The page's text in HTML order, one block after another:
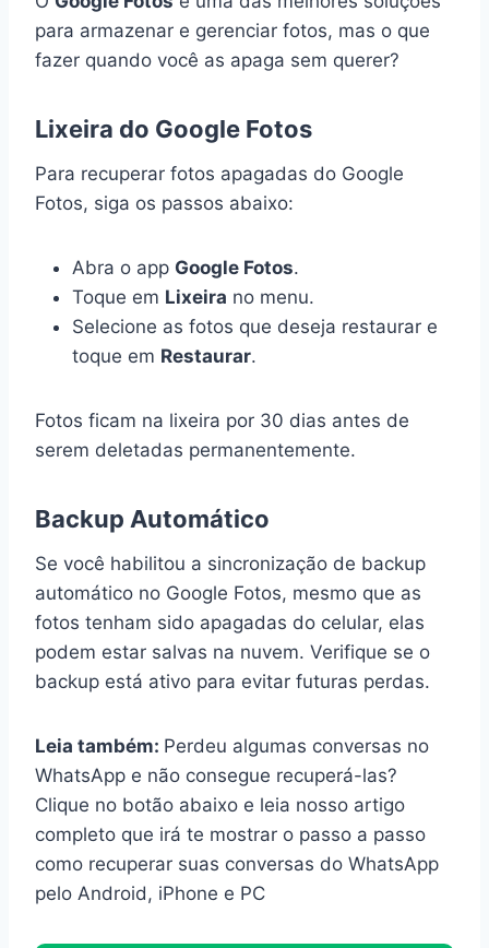
para armazenar e gerenciar fotos, mas o que
fazer quando você as apaga sem querer?
Lixeira do Google Fotos
Para recuperar fotos apagadas do Google
Fotos, siga os passos abaixo:
Abra o app Google Fotos.
Toque em Lixeira no menu.
Selecione as fotos que deseja restaurar e
toque em Restaurar.
Fotos ficam na lixeira por 30 dias antes de
serem deletadas permanentemente.
Backup Automático
Se você habilitou a sincronização de backup
automático no Google Fotos, mesmo que as
fotos tenham sido apagadas do celular, elas
podem estar salvas na nuvem. Verifique se o
backup está ativo para evitar futuras perdas.
Leia também: Perdeu algumas conversas no
WhatsApp e não consegue recuperá-las?
Clique no botão abaixo e leia nosso artigo
completo que irá te mostrar o passo a passo
como recuperar suas conversas do WhatsApp
pelo Android, iPhone e PC